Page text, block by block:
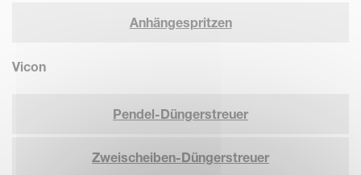
Anhängespritzen
Vicon
Pendel-Düngerstreuer
Zweischeiben-Düngerstreuer